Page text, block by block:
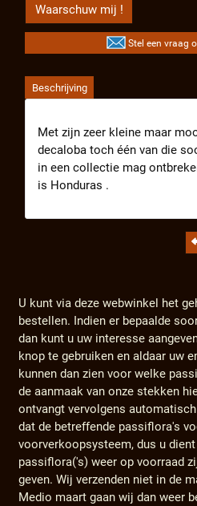
Waarschuw mij !
Stel een vraag
Beschrijving
Met zijn zeer kleine maar
decaloba toch één van die
in een collectie mag
is Honduras .
U kunt via deze webwinkel het
bestellen. Indien er bepaalde
dan kunt u uw interesse
knop te gebruiken en aldaar uw
kunnen dan zien voor welke
de aanmaak van onze stekken
ontvangt vervolgens
dat de betreffende passiflora's
voorverkoopsysteem, dus u
passiflora('s) weer op voorraad
geven. Wij verzenden niet in de
Medio maart gaan wij dan weer